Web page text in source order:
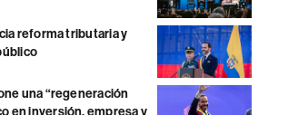
reforma tributaria y
una “regeneración